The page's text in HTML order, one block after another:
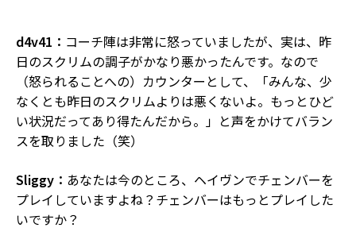
d4v41： コーチ陣は非常に怒っていましたが、実は、昨
日のスクリムの調子がかなり悪かったんです。なので
（怒られることへの）カウンターとして、「みんな、少
なくとも昨日のスクリムよりは悪くないよ。もっとひど
い状況だってあり得たんだから。」と声をかけてバラン
スを取りました（笑）
Sliggy： あなたは今のところ、ヘイヴンでチェンバーを
プレイしていますよね？チェンバーはもっとプレイした
いですか？